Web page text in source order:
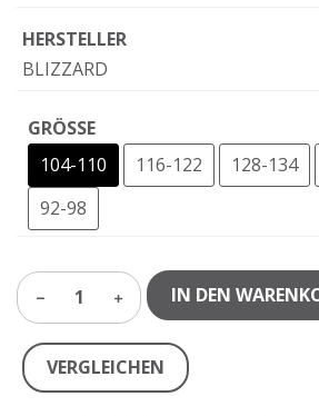
HERSTELLER
BLIZZARD
GRÖSSE
104-110
116-122 128-134
92-98
1 IN DEN
VERGLEICHEN